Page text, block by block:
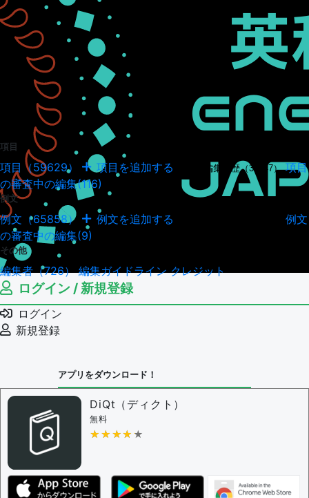
項目
項目（59629） 項目を追加する 項目の編集履歴（34947） 項目
の審査中の編集(116)
例文
例文（65858） 例文を追加する
例文
の審査中の編集(9)
その他
編集者（726）編集ガイドラインクレジット
ログイン / 新規登録
ログイン
新規登録
アプリをダウンロード！
DiQt（ディクト）
無料
★★★★★
★★★★★